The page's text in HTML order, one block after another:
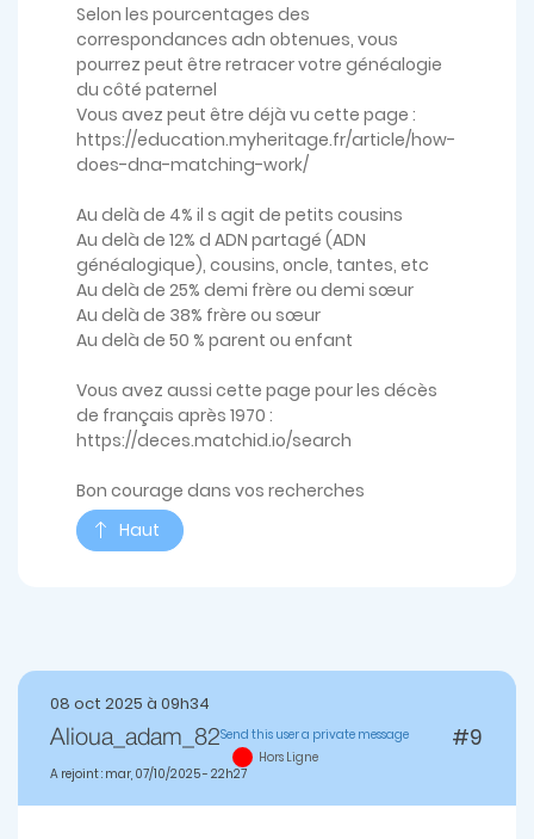
Selon les pourcentages des
correspondances adn obtenues, vous
pourrez peut être retracer votre généalogie
du côté paternel
Vous avez peut être déjà vu cette page :
https://education.myheritage.fr/article/how-
does-dna-matching-work/
Au delà de 4% il s agit de petits cousins
Au delà de 12% d ADN partagé (ADN
généalogique), cousins, oncle, tantes, etc
Au delà de 25% demi frère ou demi sœur
Au delà de 38% frère ou sœur
Au delà de 50 % parent ou enfant
Vous avez aussi cette page pour les décès
de français après 1970 :
https://deces.matchid.io/search
Bon courage dans vos recherches
Haut
08 oct 2025 à 09h34
Alioua_adam_82Send this user a private message
Hors Ligne
A rejoint : mar, 07/10/2025 - 22h27
#9